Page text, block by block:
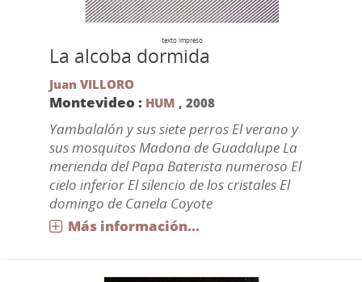
texto impreso
La alcoba dormida
Juan VILLORO
Montevideo : HUM , 2008
Yambalalón y sus siete perros El verano y
sus mosquitos Madona de Guadalupe La
merienda del Papa Baterista numeroso El
cielo inferior El silencio de los cristales El
domingo de Canela Coyote
Más información...